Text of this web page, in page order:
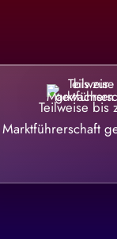
Teilweise bis
Marktführerschaft